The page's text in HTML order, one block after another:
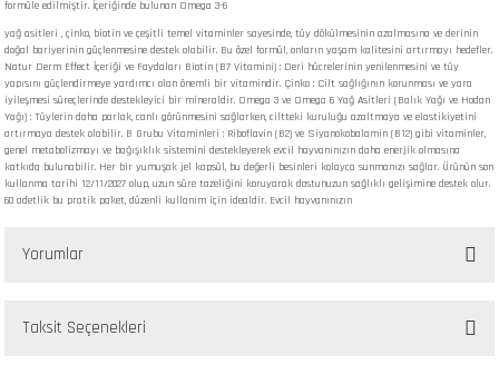
formüle edilmiştir. İçeriğinde bulunan Omega 3-6
yağ asitleri , çinko, biotin ve çeşitli temel vitaminler sayesinde, tüy dökülmesinin azalmasına ve derinin
doğal bariyerinin güçlenmesine destek olabilir. Bu özel formül, onların yaşam kalitesini artırmayı hedefler.
Natur Derm Effect İçeriği ve Faydaları Biotin (B7 Vitamini) : Deri hücrelerinin yenilenmesini ve tüy
yapısını güçlendirmeye yardımcı olan önemli bir vitamindir. Çinko : Cilt sağlığının korunması ve yara
iyileşmesi süreçlerinde destekleyici bir mineraldir. Omega 3 ve Omega 6 Yağ Asitleri (Balık Yağı ve Hodan
Yağı) : Tüylerin daha parlak, canlı görünmesini sağlarken, ciltteki kuruluğu azaltmaya ve elastikiyetini
artırmaya destek olabilir. B Grubu Vitaminleri : Riboflavin (B2) ve Siyanokobalamin (B12) gibi vitaminler,
genel metabolizmayı ve bağışıklık sistemini destekleyerek evcil hayvanınızın daha enerjik olmasına
katkıda bulunabilir. Her bir yumuşak jel kapsül, bu değerli besinleri kolayca sunmanızı sağlar. Ürünün son
kullanma tarihi 12/11/2027 olup, uzun süre tazeliğini koruyarak dostunuzun sağlıklı gelişimine destek olur.
60 adetlik bu pratik paket, düzenli kullanım için idealdir. Evcil hayvanınızın
Yorumlar
Taksit Seçenekleri